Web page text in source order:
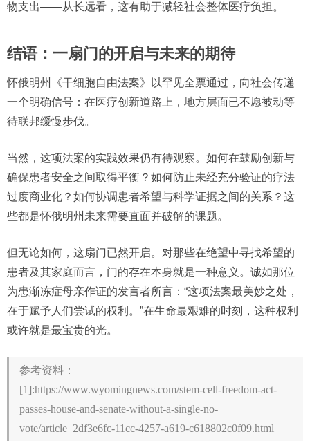
物支出——从长远看，这有助于减轻社会整体医疗负担。
结语：一扇门的开启与未来的期待
怀俄明州《干细胞自由法案》以罕见全票通过，向社会传递
一个明确信号：在医疗创新道路上，地方层面已不愿被动等
待联邦缓慢步伐。
当然，这项法案的实践效果仍有待观察。如何在鼓励创新与
确保患者安全之间取得平衡？如何防止未经充分验证的疗法
过度商业化？如何协调患者希望与科学证据之间的关系？这
些都是怀俄明州未来需要直面并破解的课题。
但无论如何，这扇门已然开启。对那些在绝望中寻找希望的
患者及其家庭而言，门的存在本身就是一种意义。诚如那位
为患渐冻症母亲作证的发言者所言：“这项法案最美妙之处，
在于赋予人们尝试的权利。”在生命最艰难的时刻，这种权利
或许就是最宝贵的光。
参考资料：
[1]:https://www.wyomingnews.com/stem-cell-freedom-act-
passes-house-and-senate-without-a-single-no-
vote/article_2df3e6fc-11cc-4257-a619-c618802c0f09.html